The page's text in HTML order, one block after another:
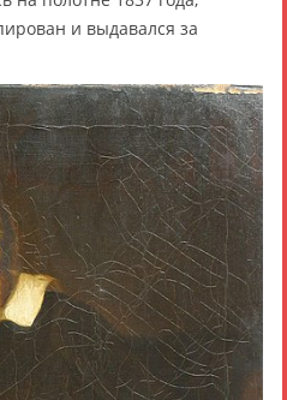
и выдавался за